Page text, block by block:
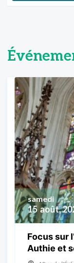
15 août,
samedi
Focus sur
Authie et